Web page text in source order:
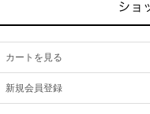
カートを見る
新規会員登録